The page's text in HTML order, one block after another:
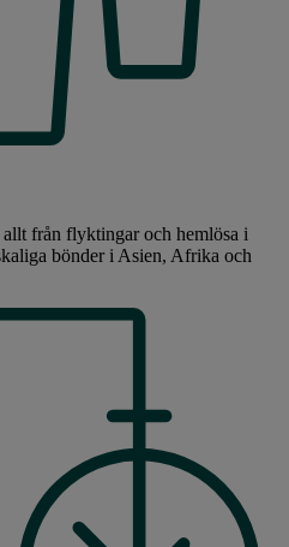
från flyktingar och hemlösa i
bönder i Asien, Afrika och